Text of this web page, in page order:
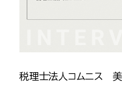
税理士法人コムニス